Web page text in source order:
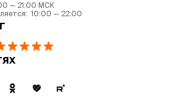
— 21:00 МСК
10:00 — 22:00